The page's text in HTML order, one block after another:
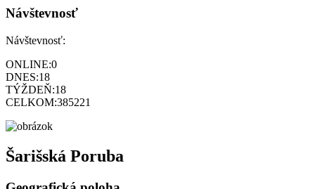
Návštevnosť
Návštevnosť:
ONLINE:0
DNES:18
TÝŽDEŇ:18
CELKOM:385221
Šarišská Poruba